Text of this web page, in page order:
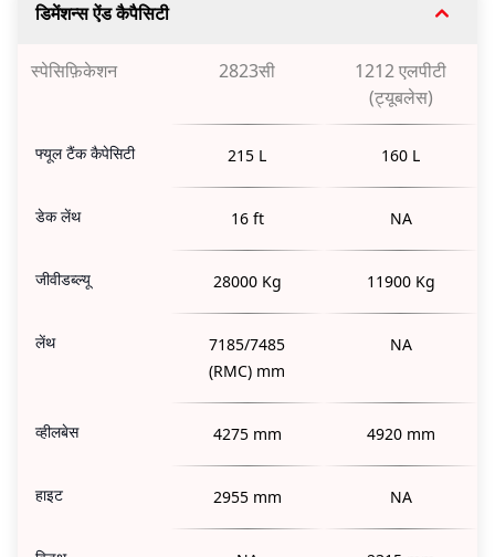
डिमेंशन्स ऐंड कैपैसिटी
स्पेसिफ़िकेशन 2823सी
1212 एलपीटी
(ट्यूबलेस)
फ्यूल टैंक कैपेसिटी 215 L 160 L
डेक लेंथ 16 ft NA
जीवीडब्ल्यू 28000 Kg 11900 Kg
लेंथ
7185/7485
(RMC) mm
NA
व्हीलबेस 4275 mm 4920 mm
हाइट 2955 mm NA